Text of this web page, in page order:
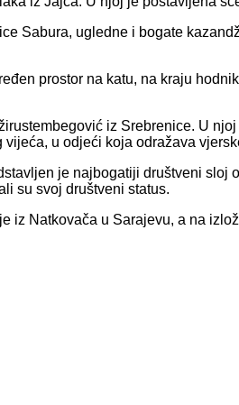
Sabura, ugledne i bogate
prostor na katu, na kraju
iz Srebrenice. U
u odjeći koja odražava
je najbogatiji društveni
su svoj društveni status.
iz Natkovača u Sarajevu, a na